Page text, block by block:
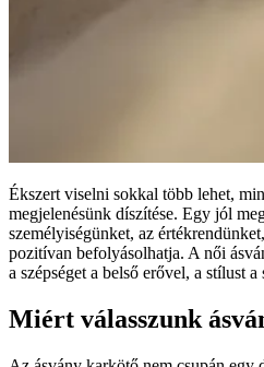
Ékszert viselni sokkal több lehet,
megjelenésünk díszítése. Egy jól
személyiségünket, az
pozitívan befolyásolhatja. A női
a szépséget a belső erővel, a stílust
Miért válasszunk